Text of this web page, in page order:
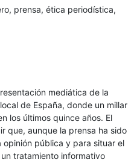
prensa, ética periodística,
mediática de la
de España, donde un millar
los últimos quince años. El
que, aunque la prensa ha sido
pública y para situar el
tratamiento informativo